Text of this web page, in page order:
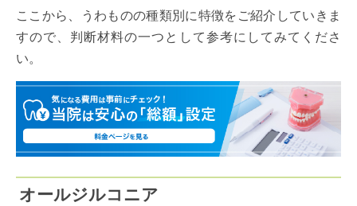
ここから、うわものの種類別に特徴をご紹介していきま
すので、判断材料の一つとして参考にしてみてくださ
い。
オールジルコニア